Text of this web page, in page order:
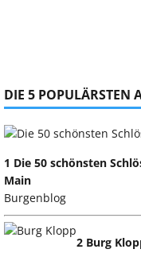
DIE 5 POPULÄRSTEN
1 Die 50 schönsten
Main
Burgenblog
2 Burg